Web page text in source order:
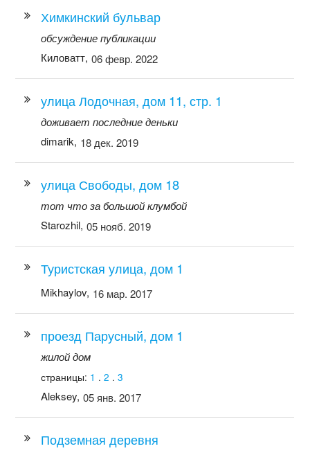
Химкинский бульвар
обсуждение публикации
Киловатт, 06 февр. 2022
улица Лодочная, дом 11, стр. 1
доживает последние деньки
dimarik, 18 дек. 2019
улица Свободы, дом 18
тот что за большой клумбой
Starozhil, 05 нояб. 2019
Туристская улица, дом 1
Mikhaylov, 16 мар. 2017
проезд Парусный, дом 1
жилой дом
страницы: 1 .2 .3
Aleksey, 05 янв. 2017
Подземная деревня